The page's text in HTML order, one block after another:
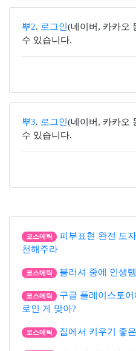
뿌2. 로그인 (네이버, 카카오
수 있습니다.
뿌3. 로그인 (네이버, 카카오
수 있습니다.
코스메틱
피부표현 완전 도
천해주라
코스메틱 블러셔 중에 인생
코스메틱
구글 플레이스토
로인 게 맞아?
코스메틱 집에서 키우기 좋